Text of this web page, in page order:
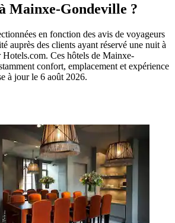
Mainxe-Gondeville ?
en fonction des avis de voyageurs
auprès des clients ayant réservé une nuit à
Ces hôtels de Mainxe-
confort, emplacement et expérience
à jour le 6 août 2026.